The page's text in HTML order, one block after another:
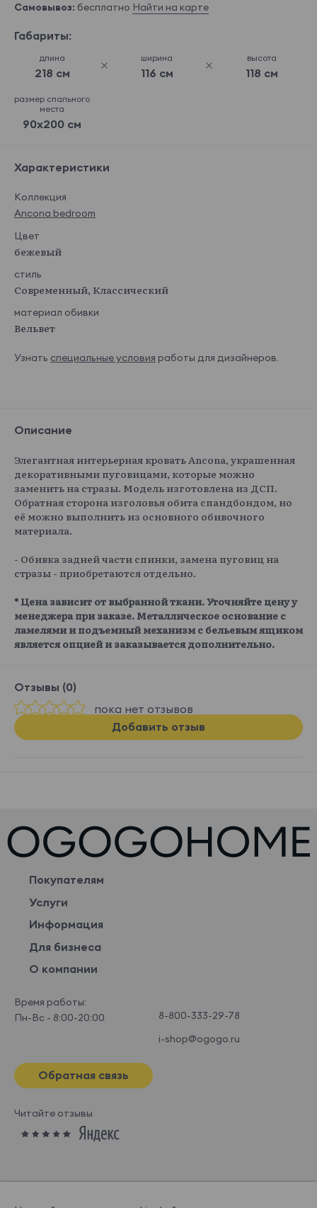
Самовывоз: бесплатно Найти на карте
Габариты:
длина
218 см
ширина
116 см
высота
118 см
размер спального
места
90x200 см
Характеристики
Коллекция
Ancona bedroom
Цвет
бежевый
стиль
Современный, Классический
материал обивки
Вельвет
Узнать специальные условия работы для дизайнеров.
Описание
Элегантная интерьерная кровать Ancona, украшенная
декоративными пуговицами, которые можно
заменить на стразы. Модель изготовлена из ДСП.
Обратная сторона изголовья обита спандбондом, но
её можно выполнить из основного обивочного
материала.
- Обивка задней части спинки, замена пуговиц на
стразы - приобретаются отдельно.
* Цена зависит от выбранной ткани. Уточняйте цену у
менеджера при заказе. Металлическое основание с
ламелями и подъемный механизм с бельевым ящиком
является опцией и заказывается дополнительно.
Отзывы (0)
пока нет отзывов
Добавить отзыв
Покупателям
Услуги
Информация
Для бизнеса
О компании
Время работы:
Пн-Вс - 8:00-20:00
8-800-333-29-78
i-shop@ogogo.ru
Обратная связь
Читайте отзывы